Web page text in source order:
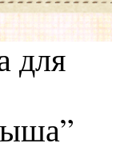
для